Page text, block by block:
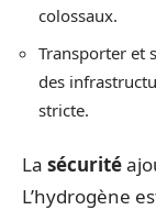
colossaux.
Transporter et
des
stricte.
La sécurité
L’hydrogène